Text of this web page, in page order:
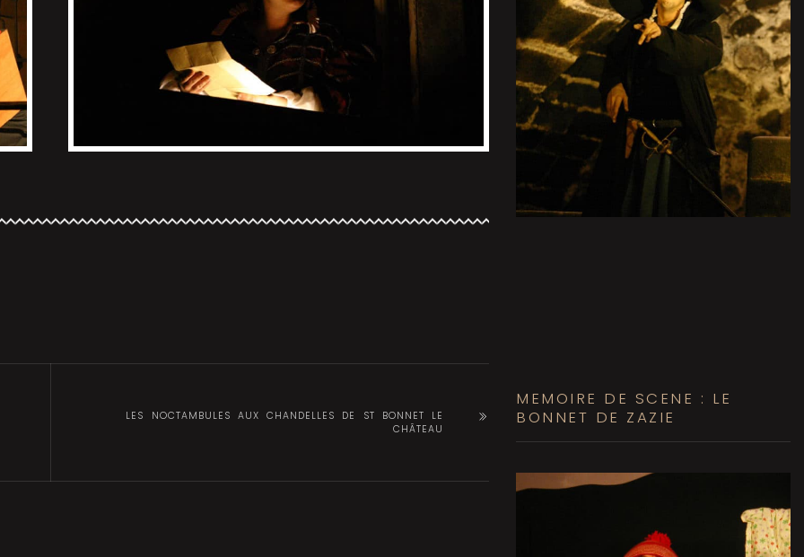
LES NOCTAMBULES AUX CHANDELLES DE ST BONNET LE
CHÂTEAU
MEMOIRE DE SCENE : LE
BONNET DE ZAZIE